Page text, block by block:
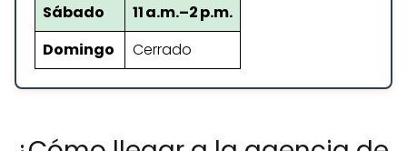
Sábado
11 a.m.–2 p.m.
Domingo
Cerrado